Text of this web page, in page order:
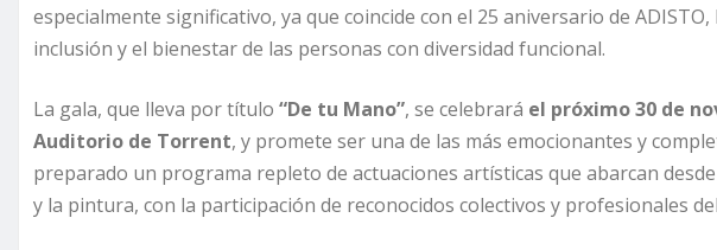
especialmente significativo, ya que coincide con el 25 aniversario de
inclusión y el bienestar de las personas con diversidad funcional.
La gala, que lleva por título “De tu Mano”, se celebrará el próximo 30 de
Auditorio de Torrent, y promete ser una de las más emocionantes y
preparado un programa repleto de actuaciones artísticas que abarcan
y la pintura, con la participación de reconocidos colectivos y profesionales